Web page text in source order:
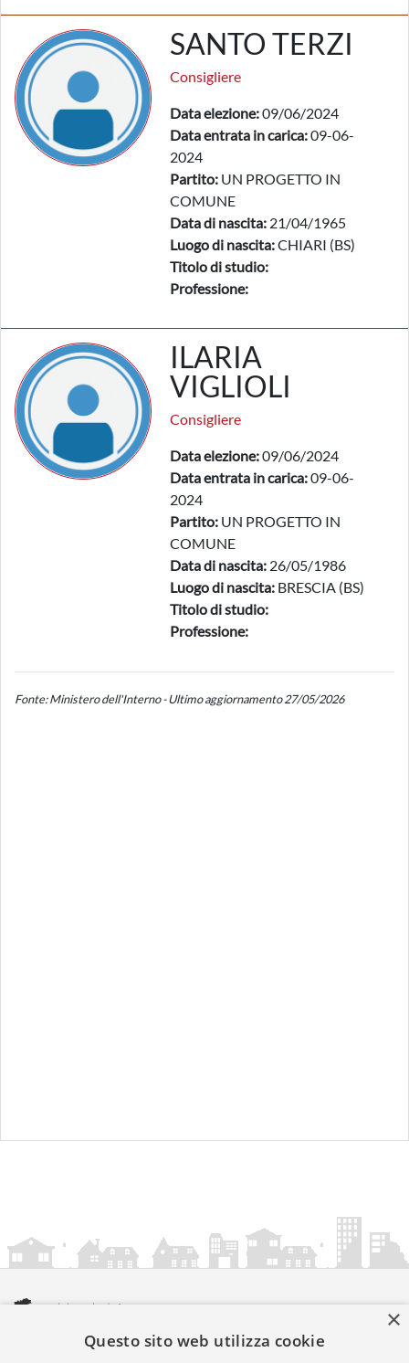
SANTO TERZI
Consigliere
Data elezione:09/06/2024
Data entrata in carica:09-06-
2024
Partito: UN PROGETTO IN
COMUNE
Data di nascita: 21/04/1965
Luogo di nascita:CHIARI (BS)
Titolo di studio:
Professione:
ILARIA
VIGLIOLI
Consigliere
Data elezione:09/06/2024
Data entrata in carica:09-06-
2024
Partito: UN PROGETTO IN
COMUNE
Data di nascita: 26/05/1986
Luogo di nascita: BRESCIA (BS)
Titolo di studio:
Professione:
Fonte: Ministero dell'Interno - Ultimo aggiornamento 27/05/2026
amministrazionicomunali.it è una iniziativa diartemedia.it
×
Questo sito web utilizza cookie